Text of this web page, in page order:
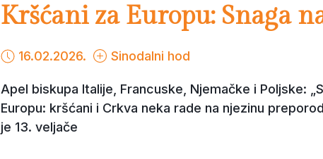
Kršćani za Europu: Snaga
16.02.2026. Sinodalni hod
Apel biskupa Italije, Francuske, Njemačke i Poljske:
Europu: kršćani i Crkva neka rade na njezinu
je 13. veljače